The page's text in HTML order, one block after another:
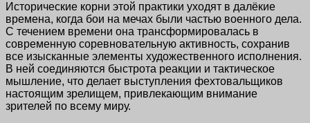
Исторические корни этой практики уходят в далёкие
времена, когда бои на мечах были частью военного дела.
С течением времени она трансформировалась в
современную соревновательную активность, сохранив
все изысканные элементы художественного исполнения.
В ней соединяются быстрота реакции и тактическое
мышление, что делает выступления фехтовальщиков
настоящим зрелищем, привлекающим внимание
зрителей по всему миру.